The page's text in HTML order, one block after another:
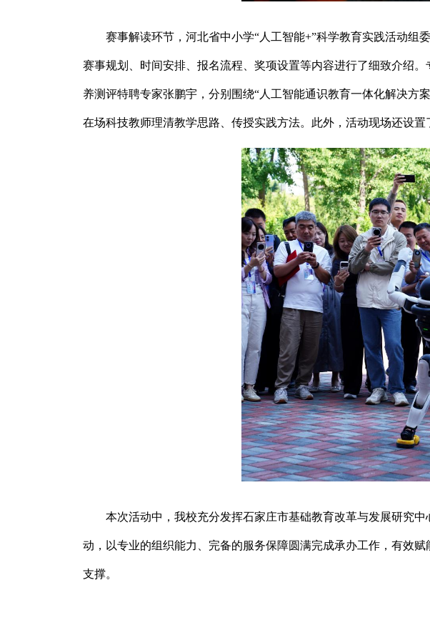
赛事解读环节，河北省中小学“人工智能+”科学教育实践活动
赛事规划、时间安排、报名流程、奖项设置等内容进行了细致介绍
养测评特聘专家张鹏宇，分别围绕“人工智能通识教育一体化解决方
在场科技教师理清教学思路、传授实践方法。此外，活动现场还设置
本次活动中，我校充分发挥石家庄市基础教育改革与发展研究
动，以专业的组织能力、完备的服务保障圆满完成承办工作，有效
支撑。